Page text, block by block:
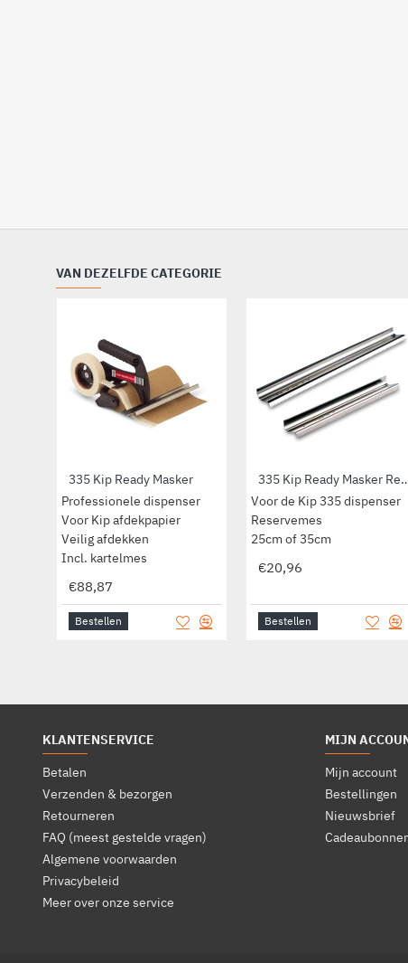
VAN DEZELFDE CATEGORIE
335 Kip Ready Masker
Professionele dispenser
Voor Kip afdekpapier
Veilig afdekken
Incl. kartelmes
€88,87
Bestellen
335 Kip Ready
Voor de Kip 335 dispenser
Reservemes
25cm of 35cm
€20,96
Bestellen
KLANTENSERVICE
Betalen
Verzenden & bezorgen
Retourneren
FAQ (meest gestelde vragen)
Algemene voorwaarden
Privacybeleid
Meer over onze service
MIJN
Mijn account
Bestellingen
Nieuwsbrief